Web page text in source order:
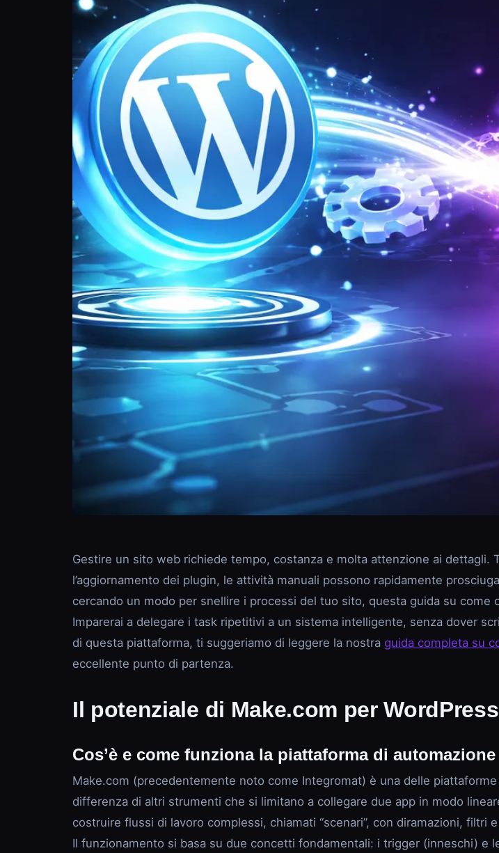
Gestire un sito web richiede tempo, costanza e molta attenzione ai
l’aggiornamento dei plugin, le attività manuali possono rapidamente
cercando un modo per snellire i processi del tuo sito, questa guida su come
Imparerai a delegare i task ripetitivi a un sistema intelligente, senza dover
di questa piattaforma, ti suggeriamo di leggere la nostra guida completa su
eccellente punto di partenza.
Il potenziale di Make.com per
Cos’è e come funziona la piattaforma di automazione
Make.com (precedentemente noto come Integromat) è una delle
differenza di altri strumenti che si limitano a collegare due app in modo
costruire flussi di lavoro complessi, chiamati “scenari”, con diramazioni, filtri
Il funzionamento si basa su due concetti fondamentali: i trigger (inneschi) e